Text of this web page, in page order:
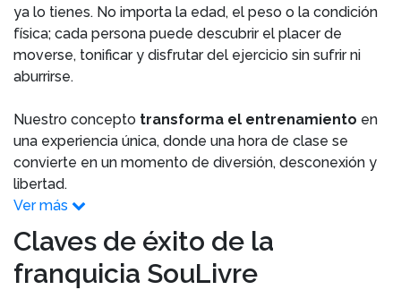
ya lo tienes. No importa la edad, el peso o la condición
física; cada persona puede descubrir el placer de
moverse, tonificar y disfrutar del ejercicio sin sufrir ni
aburrirse.
Nuestro concepto transforma el entrenamiento en
una experiencia única, donde una hora de clase se
convierte en un momento de diversión, desconexión y
libertad.
Ver más
Claves de éxito de la
franquicia SouLivre